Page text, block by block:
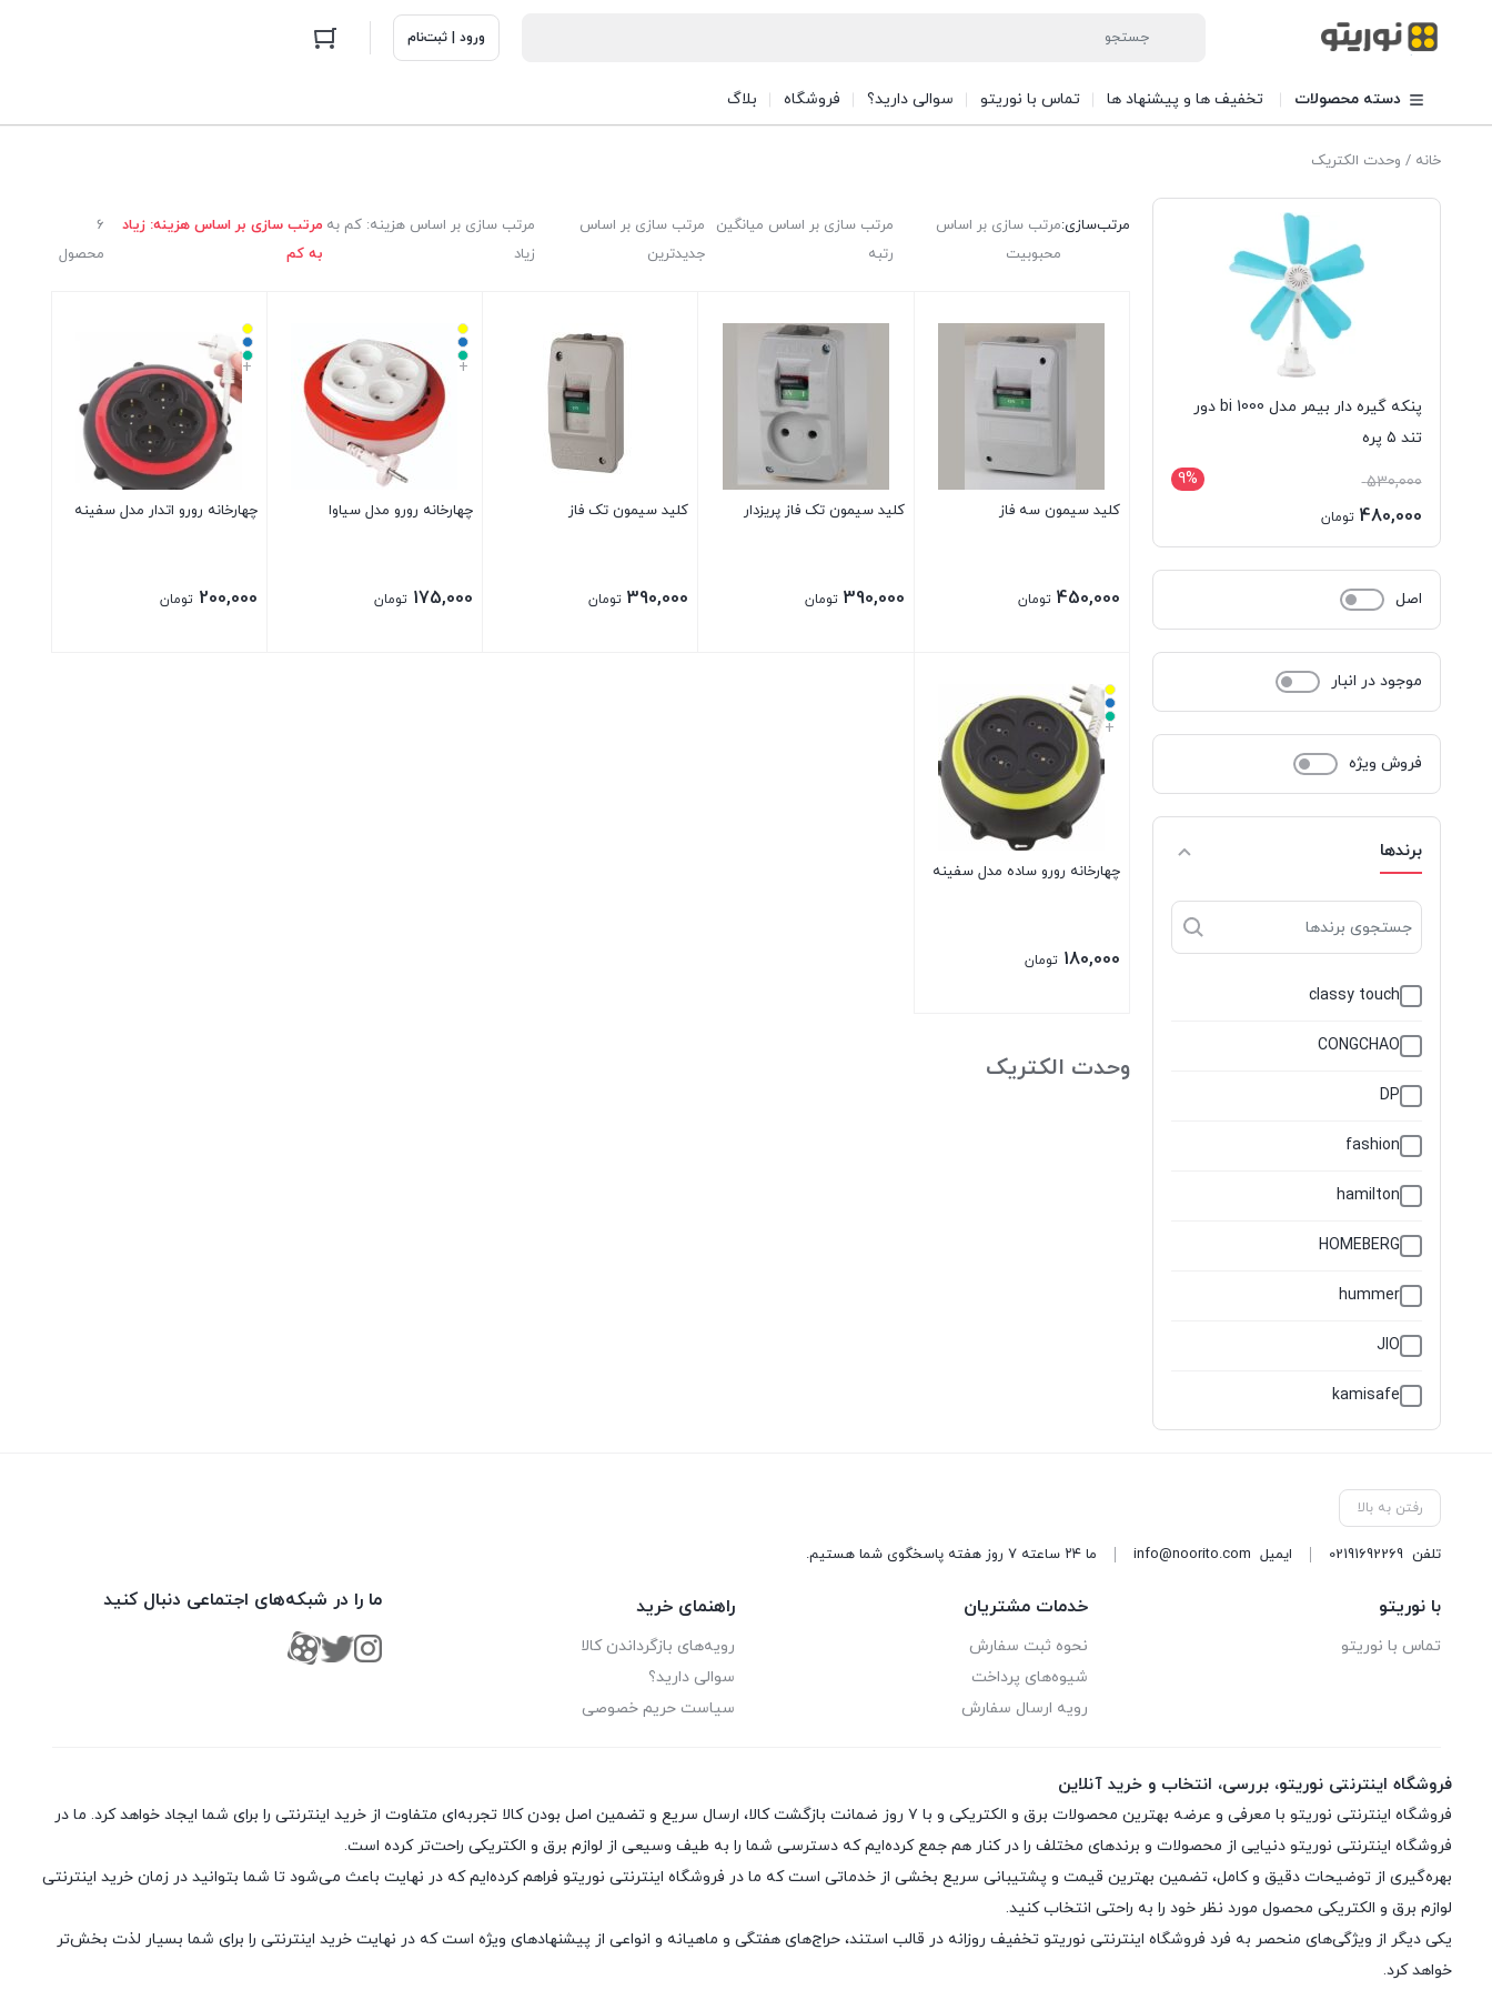
ورود | ثبت‌نام
دسته محصولات تخفیف ها و پیشنهاد ها تماس با نوریتو سوالی دارید؟ فروشگاه بلاگ
خانه / وحدت الکتریک
پنکه گیره دار بیمر مدل bi 1000 دور
تند ۵ پره
9%
530,000قیمت
اصلی:
530,000 تومان
بود.
480,000 تومان
قیمت
480,000 تومان.
اصل
موجود در انبار
فروش ویژه
برندها
classy touch
CONGCHAO
DP
fashion
hamilton
HOMEBERG
hummer
JIO
kamisafe
PGT
RAF
آراسته
اخوان فرید
بوش
بیمر
پارس خزر
6
محصول
مرتب‌سازی:مرتب سازی بر اساس
محبوبیت
مرتب سازی بر اساس میانگین
رتبه
مرتب سازی بر اساس
جدیدترین
مرتب سازی بر اساس هزینه: کم به
زیاد
مرتب سازی بر اساس هزینه: زیاد
به کم
کلید سیمون سه فاز
450,000 تومان
کلید سیمون تک فاز پریزدار
390,000 تومان
کلید سیمون تک فاز
390,000 تومان
چهارخانه رورو مدل سیاوا
175,000 تومان
+
چهارخانه رورو اتدار مدل سفینه
200,000 تومان
+
چهارخانه رورو ساده مدل سفینه
180,000 تومان
+
وحدت الکتریک
رفتن به بالا
تلفن02191692269 ایمیل info@noorito.com ما ۲۴ ساعته ۷ روز هفته پاسخگوی شما هستیم.
با نوریتو
تماس با نوریتو
خدمات مشتریان
نحوه ثبت سفارش
شیوه‌های پرداخت
رویه ارسال سفارش
راهنمای خرید
رویه‌های بازگرداندن کالا
سوالی دارید؟
سیاست حریم خصوصی
ما را در شبکه‌های اجتماعی دنبال کنید
فروشگاه اینترنتی نوریتو، بررسی، انتخاب و خرید آنلاین
فروشگاه اینترنتی نوریتو با معرفی و عرضه بهترین محصولات برق و الکتریکی و با ۷ روز ضمانت بازگشت کالا، ارسال سریع و تضمین اصل بودن کالا تجربه‌ای متفاوت از خرید اینترنتی را برای شما ایجاد خواهد کرد. ما در
فروشگاه اینترنتی نوریتو دنیایی از محصولات و برندهای مختلف را در کنار هم جمع کرده‌ایم که دسترسی شما را به طیف وسیعی از لوازم برق و الکتریکی راحت‌تر کرده است.
بهره‌گیری از توضیحات دقیق و کامل، تضمین بهترین قیمت و پشتیبانی سریع بخشی از خدماتی است که ما در فروشگاه اینترنتی نوریتو فراهم کرده‌ایم که در نهایت باعث می‌شود تا شما بتوانید در زمان خرید اینترنتی
لوازم برق و الکتریکی محصول مورد نظر خود را به راحتی انتخاب کنید.
یکی دیگر از ویژگی‌های منحصر به فرد فروشگاه اینترنتی نوریتو تخفیف روزانه در قالب استند، حراج‌های هفتگی و ماهیانه و انواعی از پیشنهادهای ویژه است که در نهایت خرید اینترنتی را برای شما بسیار لذت ‌بخش‌تر
خواهد کرد.